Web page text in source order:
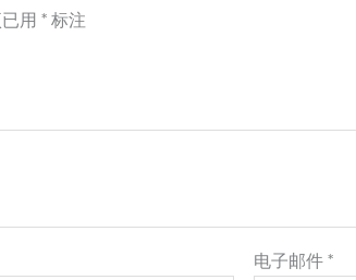
已用* 标注
电子邮件*